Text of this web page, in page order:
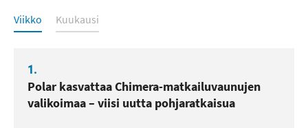
Luetuimmat
Viikko Kuukausi
1.
Polar kasvattaa Chimera-matkailuvaunujen
valikoimaa – viisi uutta pohjaratkaisua